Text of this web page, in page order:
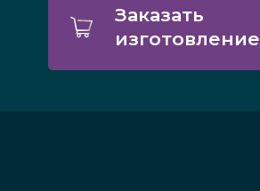
Заказать
изготовление